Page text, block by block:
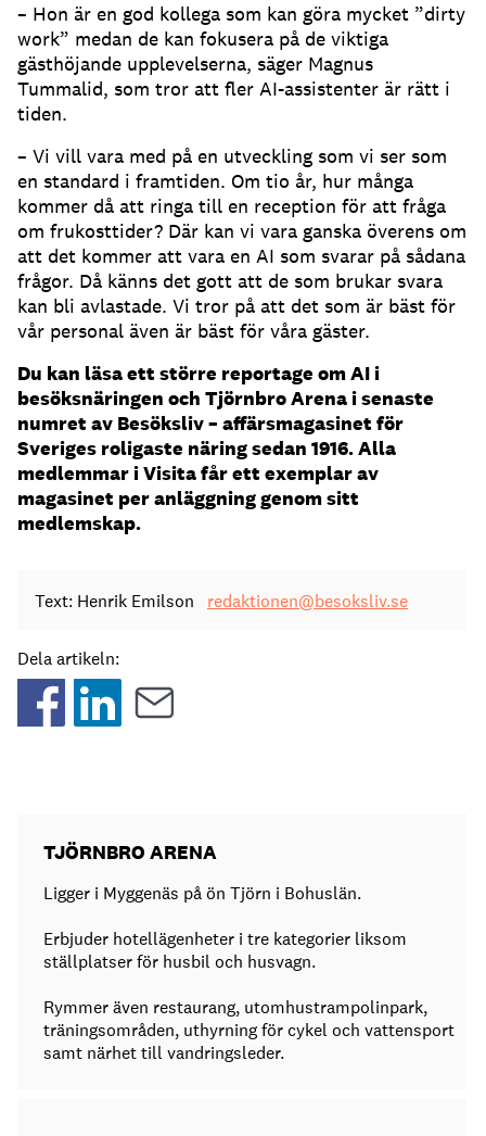
– Hon är en god kollega som kan göra mycket ”dirty
work” medan de kan fokusera på de viktiga
gästhöjande upplevelserna, säger Magnus
Tummalid, som tror att fler AI-assistenter är rätt i
tiden.
– Vi vill vara med på en utveckling som vi ser som
en standard i framtiden. Om tio år, hur många
kommer då att ringa till en reception för att fråga
om frukosttider? Där kan vi vara ganska överens om
att det kommer att vara en AI som svarar på sådana
frågor. Då känns det gott att de som brukar svara
kan bli avlastade. Vi tror på att det som är bäst för
vår personal även är bäst för våra gäster.
Du kan läsa ett större reportage om AI i
besöksnäringen och Tjörnbro Arena i senaste
numret av Besöksliv – affärsmagasinet för
Sveriges roligaste näring sedan 1916. Alla
medlemmar i Visita får ett exemplar av
magasinet per anläggning genom sitt
medlemskap.
Text: Henrik Emilson redaktionen@besoksliv.se
Dela artikeln:
TJÖRNBRO ARENA
Ligger i Myggenäs på ön Tjörn i Bohuslän.
Erbjuder hotellägenheter i tre kategorier liksom
ställplatser för husbil och husvagn.
Rymmer även restaurang, utomhustrampolinpark,
träningsområden, uthyrning för cykel och vattensport
samt närhet till vandringsleder.